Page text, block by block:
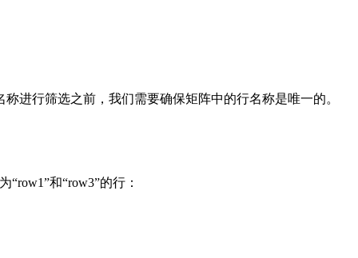
进行筛选之前，我们需要确保矩阵中的行名称是唯一的。
和“row3”的行：